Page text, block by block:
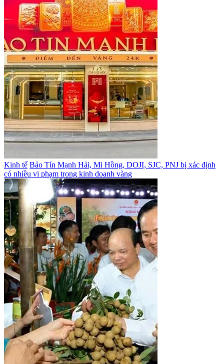
Kinh tế Bảo Tín Mạnh Hải, Mi Hồng, DOJI, SJC, PNJ bị xác định
có nhiều vi phạm trong kinh doanh vàng